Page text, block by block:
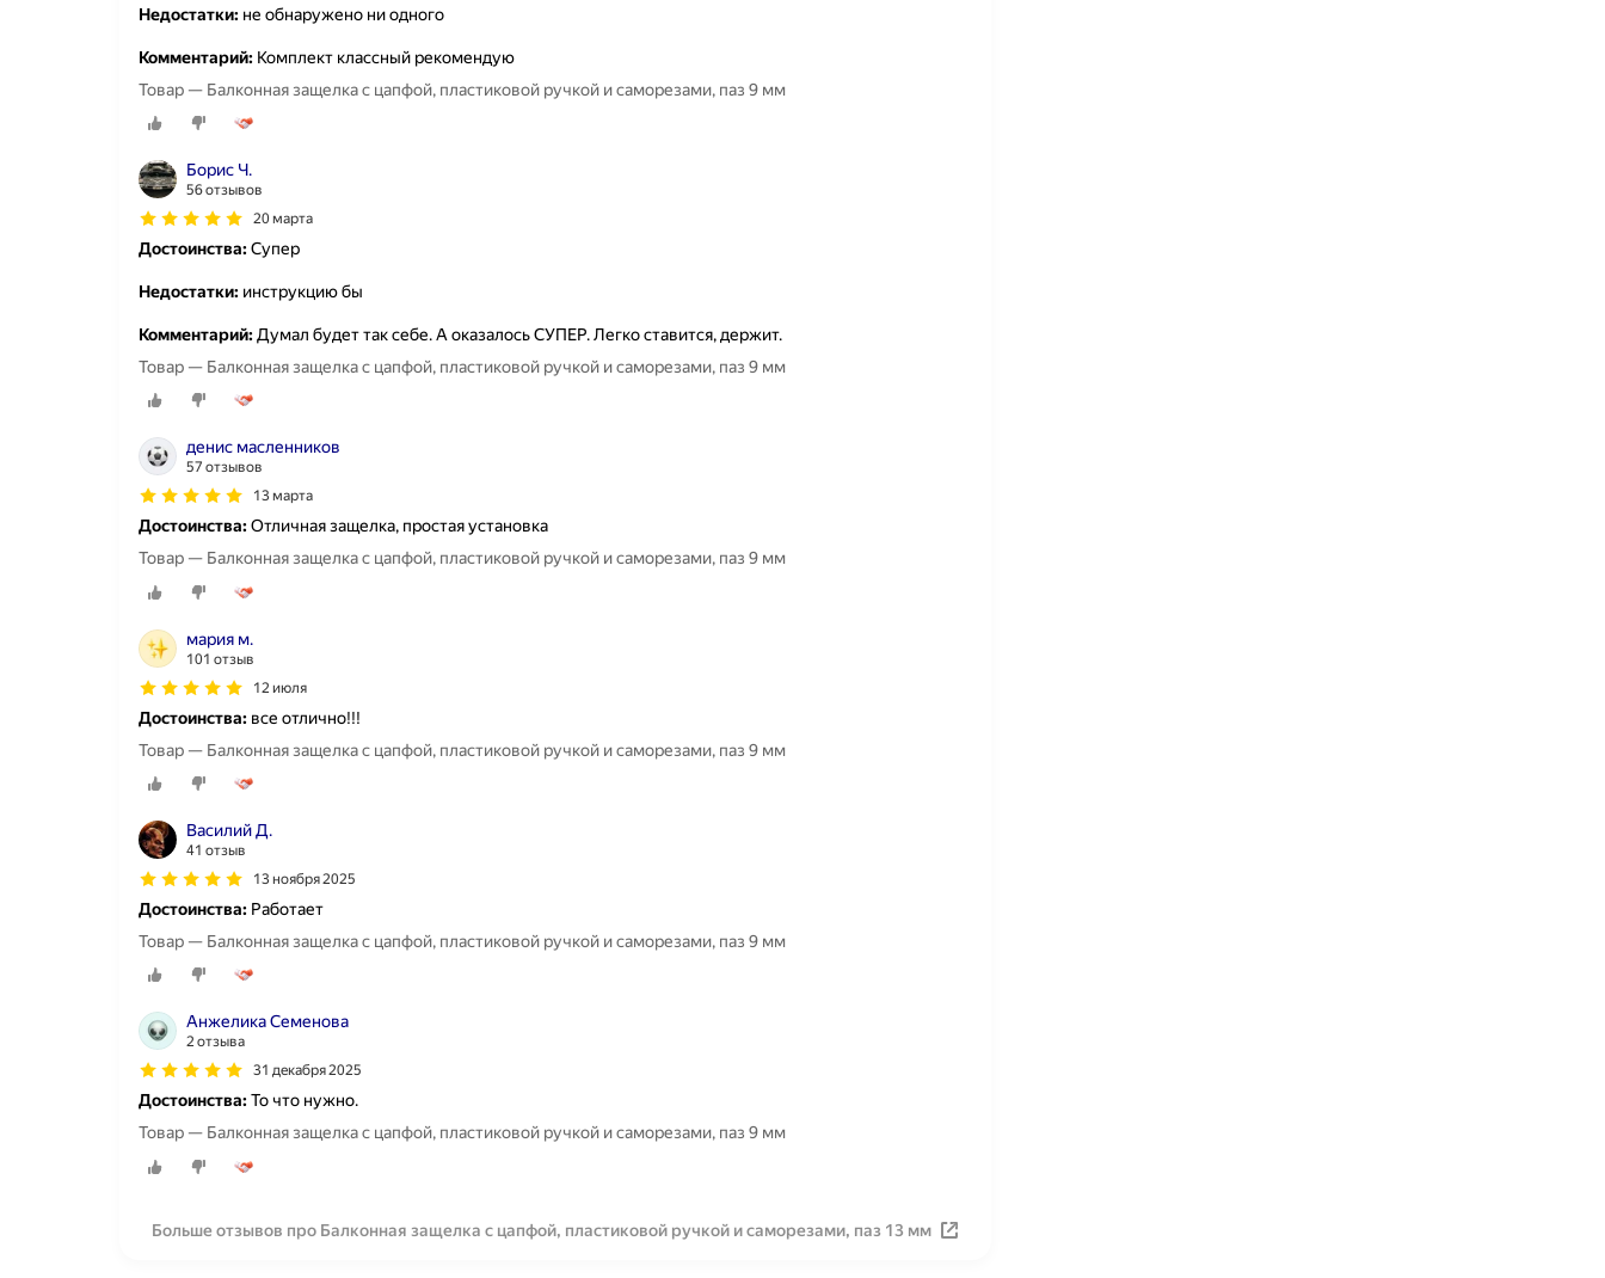
Недостатки: не обнаружено ни одного
Комментарий: Комплект классный рекомендую
Товар — Балконная защелка с цапфой, пластиковой ручкой и саморезами, паз 9 мм
Борис Ч.
56 отзывов
20 марта
Достоинства:Супер
Недостатки: инструкцию бы
Комментарий:Думал будет так себе. А оказалось СУПЕР. Легко ставится, держит.
Товар — Балконная защелка с цапфой, пластиковой ручкой и саморезами, паз 9 мм
денис масленников
57 отзывов
13 марта
Достоинства:Отличная защелка, простая установка
Товар — Балконная защелка с цапфой, пластиковой ручкой и саморезами, паз 9 мм
мария м.
101 отзыв
12 июля
Достоинства: все отлично!!!
Товар — Балконная защелка с цапфой, пластиковой ручкой и саморезами, паз 9 мм
Василий Д.
41 отзыв
13 ноября 2025
Достоинства: Работает
Товар — Балконная защелка с цапфой, пластиковой ручкой и саморезами, паз 9 мм
Анжелика Семенова
2 отзыва
31 декабря 2025
Достоинства:То что нужно.
Товар — Балконная защелка с цапфой, пластиковой ручкой и саморезами, паз 9 мм
Больше отзывов про Балконная защелка с цапфой, пластиковой ручкой и саморезами, паз 13 мм